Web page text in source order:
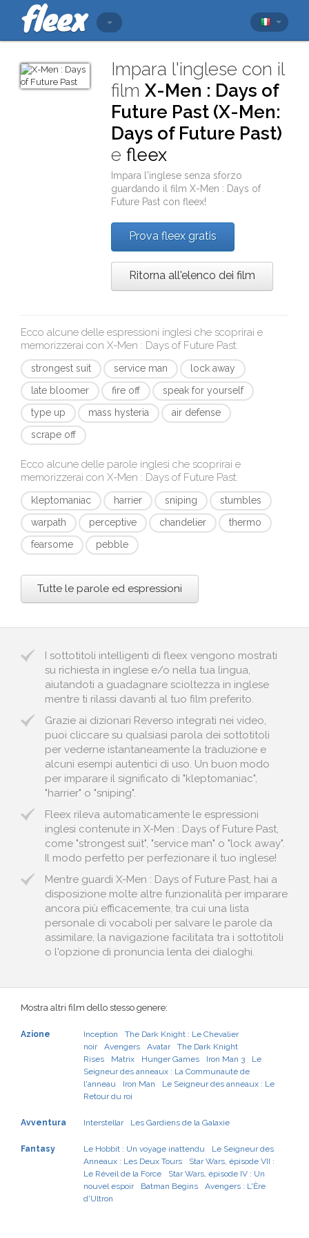
Impara l'inglese con il
filmX-Men : Days of
Future Past (X-Men:
Days of Future Past)
efleex
Impara l'inglese senza sforzo
guardando il filmX-Men : Days of
Future Past confleex!
Prova fleex gratis
Ritorna all'elenco dei film
Ecco alcune delle espressioni inglesi che scoprirai e
memorizzerai con X-Men : Days of Future Past:
strongest suit service man
lock away
late bloomer
fire off
speak for yourself
type up
mass hysteria
air defense
scrape off
Ecco alcune delle parole inglesi che scoprirai e
memorizzerai con X-Men : Days of Future Past:
kleptomaniac harrier sniping
stumbles
warpath
perceptive chandelier
thermo
fearsome
pebble
Tutte le parole ed espressioni
I sottotitoli intelligenti di fleex vengono mostrati
su richiesta in inglese e/o nella tua lingua,
aiutandoti a guadagnare scioltezza in inglese
mentre ti rilassi davanti al tuo film preferito.
Grazie ai dizionari Reverso integrati nei video,
puoi cliccare su qualsiasi parola dei sottotitoli
per vederne istantaneamente la traduzione e
alcuni esempi autentici di uso. Un buon modo
per imparare il significato di "kleptomaniac",
"harrier" o "sniping".
Fleex rileva automaticamente le espressioni
inglesi contenute in X-Men : Days of Future Past,
come "strongest suit", "service man" o "lock away".
Il modo perfetto per perfezionare il tuo inglese!
Mentre guardi X-Men : Days of Future Past, hai a
disposizione molte altre funzionalità per imparare
ancora più efficacemente, tra cui una lista
personale di vocaboli per salvare le parole da
assimilare, la navigazione facilitata tra i sottotitoli
o l'opzione di pronuncia lenta dei dialoghi.
Mostra altri film dello stesso genere:
Azione Inception
The Dark Knight : Le Chevalier
noir
Avengers Avatar
The Dark Knight
Rises
Matrix Hunger Games Iron Man 3
Le
Seigneur des anneaux : La Communauté de
l'anneau
Iron Man
Le Seigneur des anneaux : Le
Retour du roi
Avventura Interstellar Les Gardiens de la Galaxie
Fantasy Le Hobbit : Un voyage inattendu
Le Seigneur des
Anneaux : Les Deux Tours
Star Wars, épisode VII :
Le Réveil de la Force
Star Wars, épisode IV : Un
nouvel espoir
Batman Begins
Avengers : L'Ère
d'Ultron